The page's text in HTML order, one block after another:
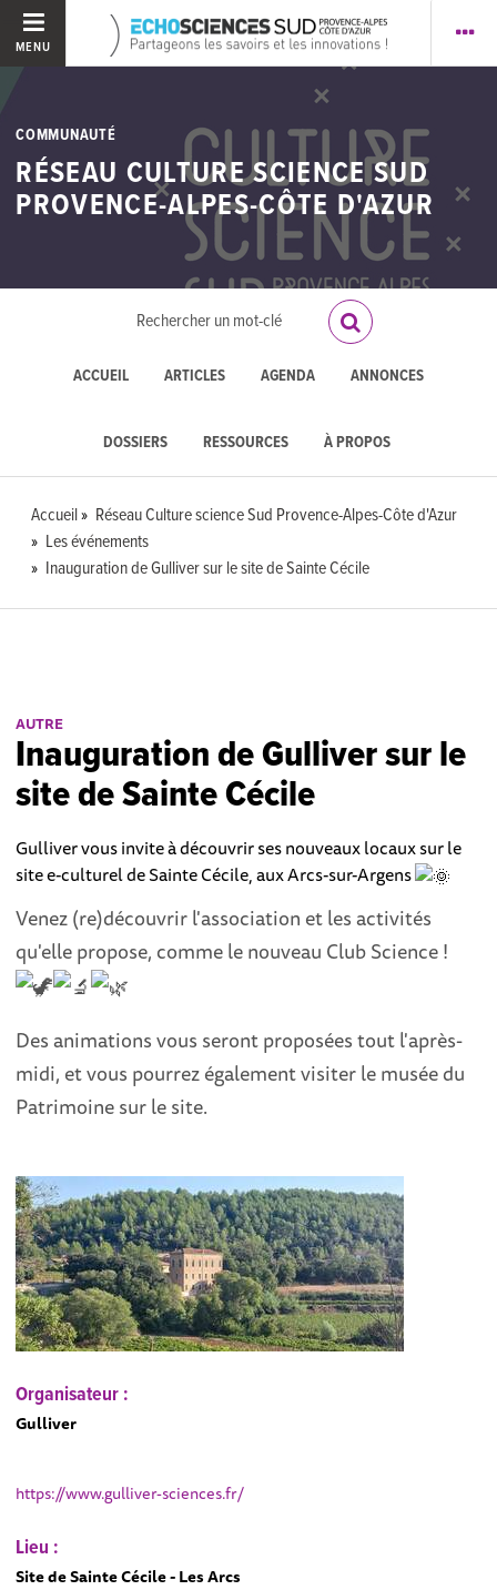
MENU
COMMUNAUTÉ
RÉSEAU CULTURE SCIENCE SUD
PROVENCE-ALPES-CÔTE D'AZUR
ACCUEIL ARTICLES AGENDA ANNONCES
DOSSIERS RESSOURCES À PROPOS
Accueil
Réseau Culture science Sud Provence-Alpes-Côte d'Azur
Les événements
Inauguration de Gulliver sur le site de Sainte Cécile
AUTRE
Inauguration de Gulliver sur le
site de Sainte Cécile
Gulliver vous invite à découvrir ses nouveaux locaux sur le
site e-culturel de Sainte Cécile, aux Arcs-sur-Argens
Venez (re)découvrir l'association et les activités
qu'elle propose, comme le nouveau Club Science !
Des animations vous seront proposées tout l'après-
midi, et vous pourrez également visiter le musée du
Patrimoine sur le site.
Organisateur :
Gulliver
https://www.gulliver-sciences.fr/
Lieu :
Site de Sainte Cécile - Les Arcs